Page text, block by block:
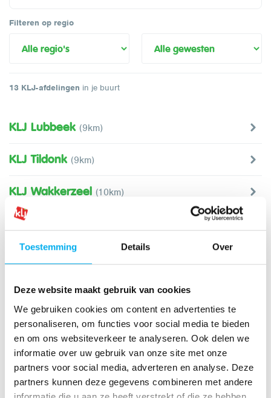
Toestemming Details Over
Deze website maakt gebruik van cookies
We gebruiken cookies om content en advertenties te
personaliseren, om functies voor social media te bieden
en om ons websiteverkeer te analyseren. Ook delen we
informatie over uw gebruik van onze site met onze
partners voor social media, adverteren en analyse. Deze
partners kunnen deze gegevens combineren met andere
Filteren op regio
13 KLJ-afdelingen in je buurt
KLJ Lubbeek (9km)
KLJ Tildonk (9km)
KLJ Wakkerzeel (10km)
KLJ Meldert
KLJ Nieuwrode
KLJ Meensel-Kiezegem (14km)
KLJ Vissenaken(14km)
KLJ Keerbergen(16km)
KLJ Schiplaken(16km)